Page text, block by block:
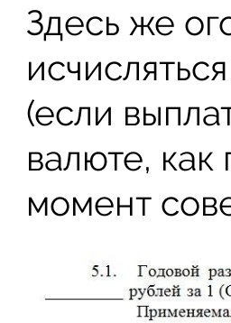
Здесь же
(если
валюте,
момент